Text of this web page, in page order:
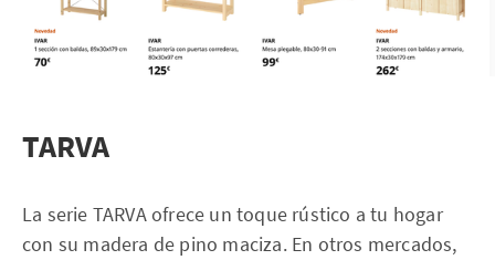
TARVA
La serie TARVA ofrece un toque rústico a tu hogar
con su madera de pino maciza. En otros mercados,